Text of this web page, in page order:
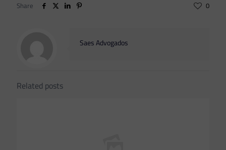
Share 0
Saes Advogados
Related posts